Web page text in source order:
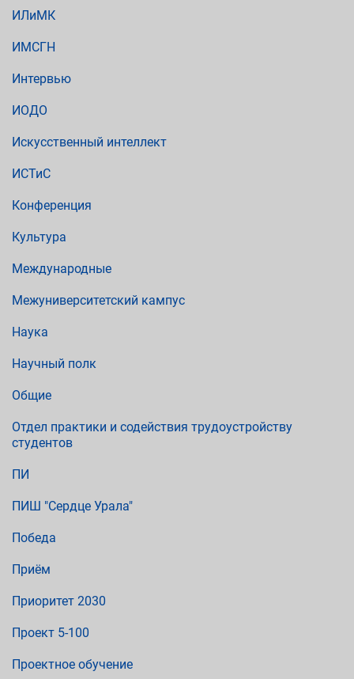
ИЛиМК
ИМСГН
Интервью
ИОДО
Искусственный интеллект
ИСТиС
Конференция
Культура
Международные
Межуниверситетский кампус
Наука
Научный полк
Общие
Отдел практики и содействия трудоустройству
студентов
ПИ
ПИШ "Сердце Урала"
Победа
Приём
Приоритет 2030
Проект 5-100
Проектное обучение